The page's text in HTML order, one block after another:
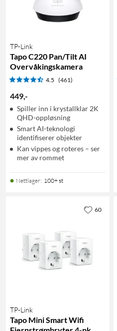
TP-Link
Tapo C220 Pan/Tilt AI
Overvåkingskamera
4.5 (461)
449,-
Spiller inn i krystallklar 2K
QHD-oppløsning
Smart AI-teknologi
identifiserer objekter
Kan vippes og roteres – ser
mer av rommet
Nettlager: 100+ st
TP-Link
Tapo Mini Smart Wifi
60